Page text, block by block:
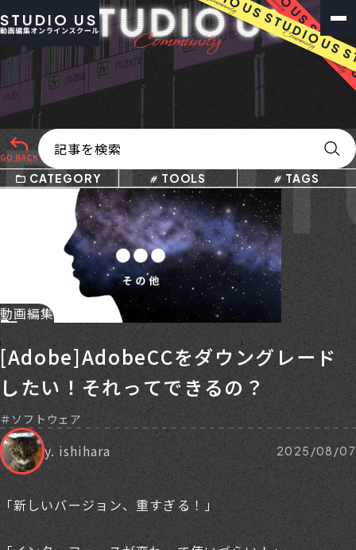
STUDIO US
CATEGORY TOOLS TAGS
動画編集
[Adobe]AdobeCCをダウングレード
したい！それってできるの？
ソフトウェア
y. ishihara 2025/08/07
「新しいバージョン、重すぎる！」